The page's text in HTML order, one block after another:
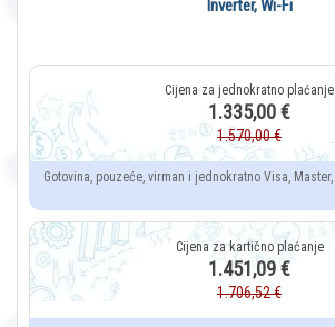
Inverter, Wi-Fi
1.335,00 €
1.570,00 €
Gotovina, pouzeće, virman i jednokratno Visa,
1.451,09 €
1.706,52 €